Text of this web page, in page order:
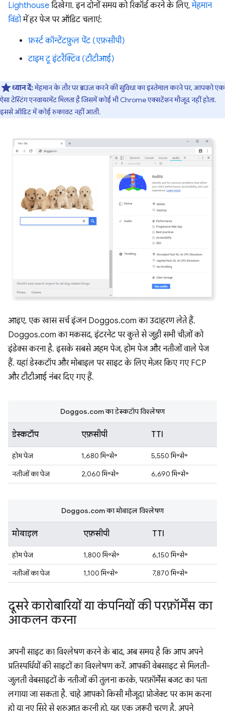
Lighthouse दिखेगा. इन दोनों समय को रिकॉर्ड करने के लिए,मेहमान
विंडोमें हर पेज पर ऑडिट चलाएं:
फ़र्स्ट कॉन्टेंटफ़ुल पेंट (एफ़सीपी)
टाइम टू इंटरैक्टिव (टीटीआई)
ध्यान दें:मेहमान के तौर पर ब्राउज़ करने की सुविधा का इस्तेमाल करने पर, आपको एक
ऐसा टेस्टिंग एनवायरमेंट मिलता है जिसमें कोई भी Chrome एक्सटेंशन मौजूद नहीं होता.
इससे ऑडिट में कोई रुकावट नहीं आती.
आइए, एक खास सर्च इंजन Doggos.com का उदाहरण लेते हैं.
Doggos.com का मकसद, इंटरनेट पर कुत्ते से जुड़ी सभी चीज़ों को
इंडेक्स करना है. इसके सबसे अहम पेज, होम पेज और नतीजों वाले पेज
हैं. यहां डेस्कटॉप और मोबाइल पर साइट के लिए मेज़र किए गए FCP
और टीटीआई नंबर दिए गए हैं.
डेस्कटॉप एफ़सीपी TTI
होम पेज 1,680 मि॰से॰
5,550 मि॰से॰
नतीजों का पेज
2,060 मि॰से॰ 6,690 मि॰से॰
Doggos.com का डेस्कटॉप विश्लेषण
मोबाइल एफ़सीपी TTI
होम पेज 1,800 मि॰से॰
6,150 मि॰से॰
नतीजों का पेज
1,100 मि॰से॰ 7,870 मि॰से॰
Doggos.com का मोबाइल विश्लेषण
दूसरे कारोबारियों या कंपनियों की परफ़ॉर्मेंस का
आकलन करना
अपनी साइट का विश्लेषण करने के बाद, अब समय है कि आप अपने
प्रतिस्पर्धियों की साइटों का विश्लेषण करें. आपकी वेबसाइट से मिलती-
जुलती वेबसाइटों के नतीजों की तुलना करके, परफ़ॉर्मेंस बजट का पता
लगाया जा सकता है. चाहे आपको किसी मौजूदा प्रोजेक्ट पर काम करना
हो या नए सिरे से शुरुआत करनी हो, यह एक ज़रूरी चरण है. अपने